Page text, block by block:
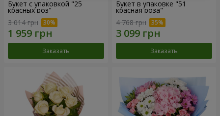
Букет с упаковкой "25
красных роз"
3 014 грн
Заказать
Букет в упаковке "51
красная роза"
4 768 грн
Заказать